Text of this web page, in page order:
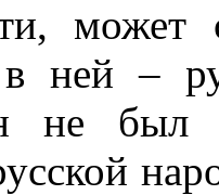
может
в ней –
не был